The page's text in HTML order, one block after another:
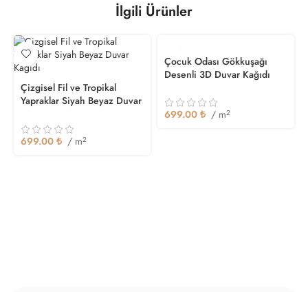
İlgili Ürünler
Çizgisel Fil ve Tropikal
Yapraklar Siyah Beyaz Duvar
699.00 ₺ / m2
Çocuk Odası Gökkuşağı
Desenli 3D Duvar Kağıdı
699.00 ₺ / m2